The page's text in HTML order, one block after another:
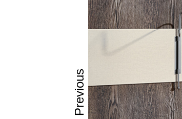
Previous